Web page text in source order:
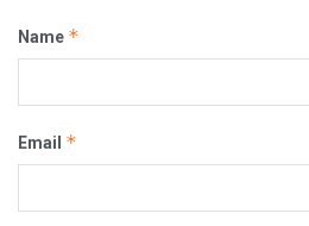
Name *
Email *